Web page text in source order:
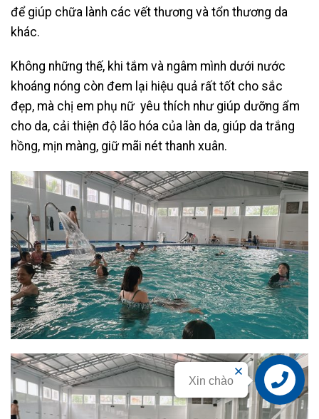
để giúp chữa lành các vết thương và tổn thương da
khác.
Không những thế, khi tắm và ngâm mình dưới nước
khoáng nóng còn đem lại hiệu quả rất tốt cho sắc
đẹp, mà chị em phụ nữ yêu thích như giúp dưỡng ẩm
cho da, cải thiện độ lão hóa của làn da, giúp da trắng
hồng, mịn màng, giữ mãi nét thanh xuân.
Liên hệ
Xin chào